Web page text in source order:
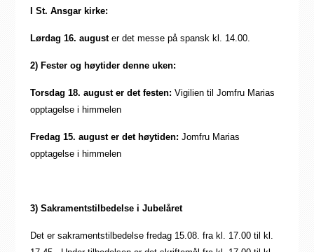
I St. Ansgar kirke:
Lørdag 16. august er det messe på spansk kl. 14.00.
2) Fester og høytider denne uken:
Torsdag 18. august er det festen: Vigilien til Jomfru Marias
opptagelse i himmelen
Fredag 15. august er det høytiden: Jomfru Marias
opptagelse i himmelen
3) Sakramentstilbedelse i Jubelåret
Det er sakramentstilbedelse fredag 15.08. fra kl. 17.00 til kl.